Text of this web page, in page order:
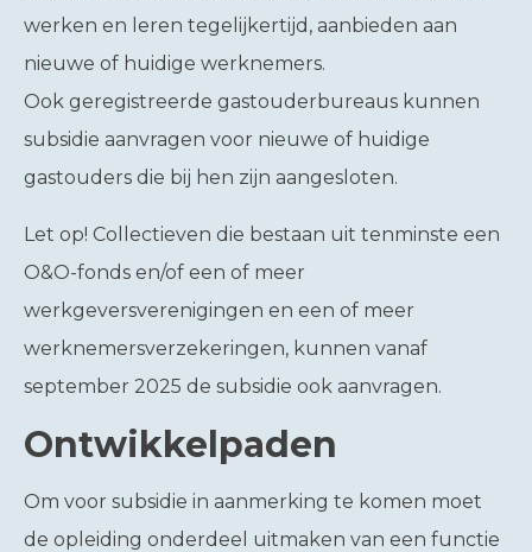
werken en leren tegelijkertijd, aanbieden aan
nieuwe of huidige werknemers.
Ook geregistreerde gastouderbureaus kunnen
subsidie aanvragen voor nieuwe of huidige
gastouders die bij hen zijn aangesloten.
Let op! Collectieven die bestaan uit tenminste een
O&O-fonds en/of een of meer
werkgeversverenigingen en een of meer
werknemersverzekeringen, kunnen vanaf
september 2025 de subsidie ook aanvragen.
Ontwikkelpaden
Om voor subsidie in aanmerking te komen moet
de opleiding onderdeel uitmaken van een functie